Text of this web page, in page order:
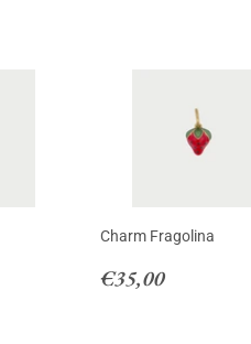
Charm Fragolina
Regular
price
€35,00€35,00